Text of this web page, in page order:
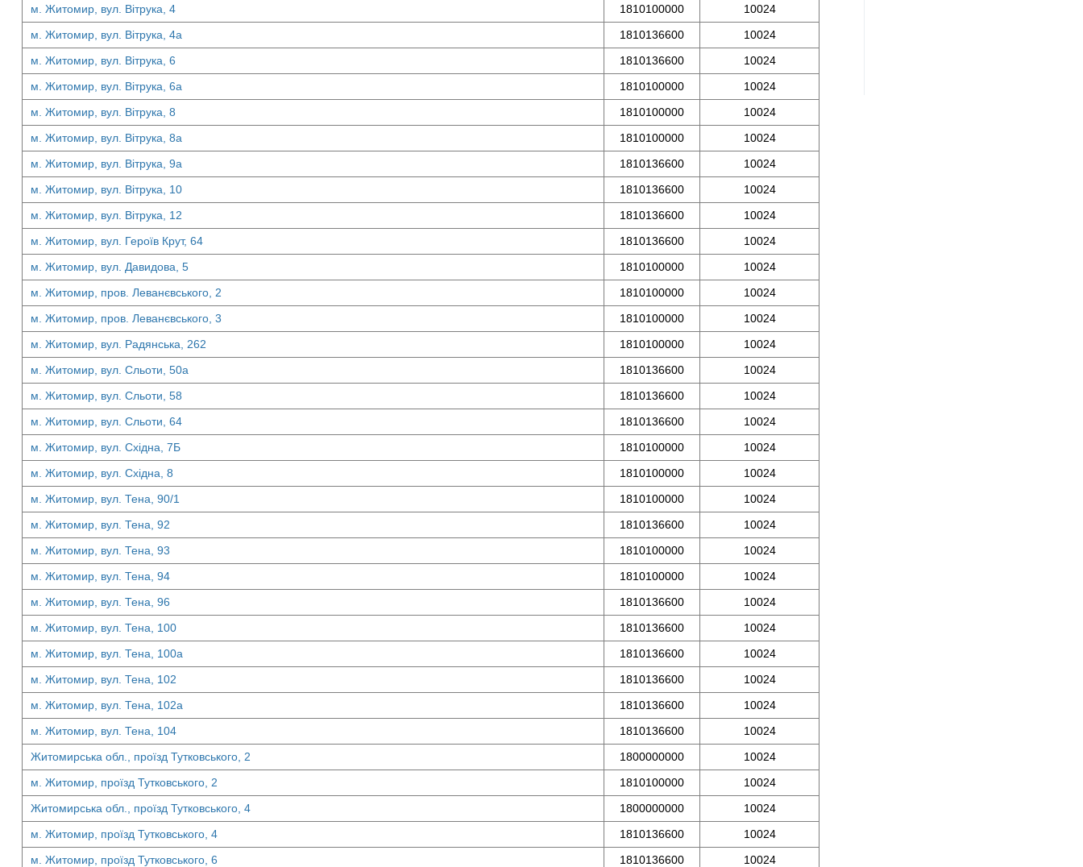
м. Житомир, вул. Вітрука, 4
1810100000
10024
м. Житомир, вул. Вітрука, 4а
1810136600
10024
м. Житомир, вул. Вітрука, 6
1810136600
10024
м. Житомир, вул. Вітрука, 6а
1810100000
10024
м. Житомир, вул. Вітрука, 8
1810100000
10024
м. Житомир, вул. Вітрука, 8а
1810100000
10024
м. Житомир, вул. Вітрука, 9а
1810136600
10024
м. Житомир, вул. Вітрука, 10
1810136600
10024
м. Житомир, вул. Вітрука, 12
1810136600
10024
м. Житомир, вул. Героїв Крут, 64
1810136600
10024
м. Житомир, вул. Давидова, 5
1810100000
10024
м. Житомир, пров. Леванєвського, 2
1810100000
10024
м. Житомир, пров. Леванєвського, 3
1810100000
10024
м. Житомир, вул. Радянська, 262
1810100000
10024
м. Житомир, вул. Сльоти, 50а
1810136600
10024
м. Житомир, вул. Сльоти, 58
1810136600
10024
м. Житомир, вул. Сльоти, 64
1810136600
10024
м. Житомир, вул. Східна, 7Б
1810100000
10024
м. Житомир, вул. Східна, 8
1810100000
10024
м. Житомир, вул. Тена, 90/1
1810100000
10024
м. Житомир, вул. Тена, 92
1810136600
10024
м. Житомир, вул. Тена, 93
1810100000
10024
м. Житомир, вул. Тена, 94
1810100000
10024
м. Житомир, вул. Тена, 96
1810136600
10024
м. Житомир, вул. Тена, 100
1810136600
10024
м. Житомир, вул. Тена, 100а
1810136600
10024
м. Житомир, вул. Тена, 102
1810136600
10024
м. Житомир, вул. Тена, 102а
1810136600
10024
м. Житомир, вул. Тена, 104
1810136600
10024
Житомирська обл., проїзд Тутковського, 2
1800000000
10024
м. Житомир, проїзд Тутковського, 2
1810100000
10024
Житомирська обл., проїзд Тутковського, 4
1800000000
10024
м. Житомир, проїзд Тутковського, 4
1810136600
10024
м. Житомир, проїзд Тутковського, 6
1810136600
10024